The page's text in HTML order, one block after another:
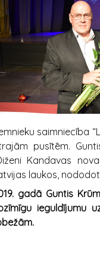
saimniecība
pusītēm.
Kandavas
laukos,
gadā Guntis
ieguldījumu